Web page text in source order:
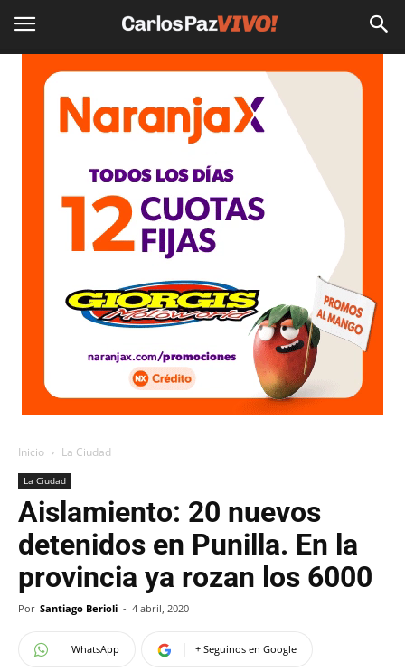
Inicio La Ciudad
La Ciudad
Aislamiento: 20 nuevos
detenidos en Punilla. En la
provincia ya rozan los 6000
Por Santiago Berioli - 4 abril, 2020
WhatsApp + Seguinos en Google